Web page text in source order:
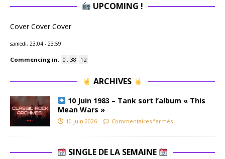
UPCOMING !
Cover Cover Cover
samedi, 23:04 - 23:59
Commencing in: 0 : 38 : 11
ARCHIVES
10 Juin 1983 – Tank sort l’album « This
Mean Wars »
10 juin 2026 Commentaires fermés
SINGLE DE LA SEMAINE